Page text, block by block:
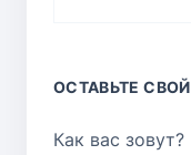
ОСТАВЬТЕ
Как вас зовут?